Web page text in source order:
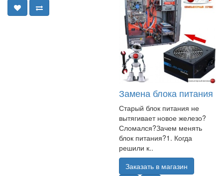
Замена блока питания
Старый блок питания не
вытягивает новое железо?
Сломался?Зачем менять
блок питания?1. Когда
решили к..
Заказать в магазин